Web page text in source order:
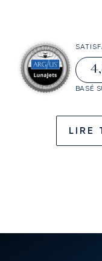
BASÉ
LIRE